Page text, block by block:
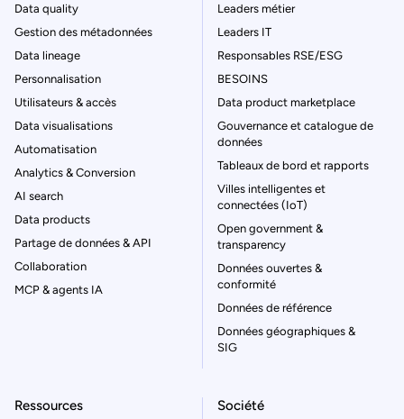
Data quality
Gestion des métadonnées
Data lineage
Personnalisation
Utilisateurs & accès
Data visualisations
Automatisation
Analytics & Conversion
AI search
Data products
Partage de données & API
Collaboration
MCP & agents IA
Leaders métier
Leaders IT
Responsables RSE/ESG
BESOINS
Data product marketplace
Gouvernance et catalogue de
données
Tableaux de bord et rapports
Villes intelligentes et
connectées (IoT)
Open government &
transparency
Données ouvertes &
conformité
Données de référence
Données géographiques &
SIG
Ressources Société